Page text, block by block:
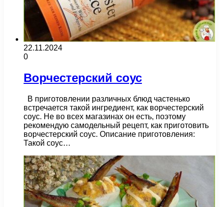
22.11.2024
0
Ворчестерский соус
В приготовлении различных блюд частенько
встречается такой ингредиент, как ворчестерский
соус. Не во всех магазинах он есть, поэтому
рекомендую самодельный рецепт, как приготовить
ворчестерский соус. Описание приготовления:
Такой соус…